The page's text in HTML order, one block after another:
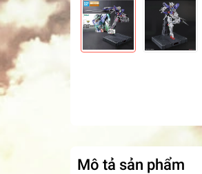
Mô tả sản phẩm